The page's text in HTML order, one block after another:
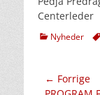
Centerleder
kategorier
Nyheder
← Forrige